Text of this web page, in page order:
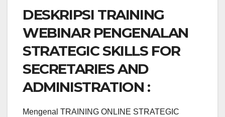
DESKRIPSI TRAINING
WEBINAR PENGENALAN
STRATEGIC SKILLS FOR
SECRETARIES AND
ADMINISTRATION :
Mengenal TRAINING ONLINE STRATEGIC